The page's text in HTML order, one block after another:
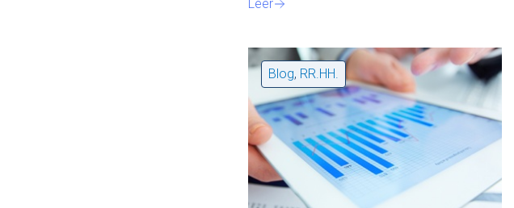
Leer
Blog, RR.HH.